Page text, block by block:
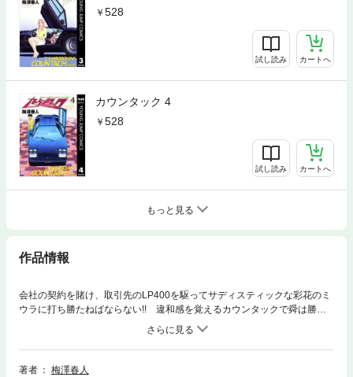
528
試し読み カートへ
カウンタック 4
528
試し読み カートへ
もっと見る
作品情報
会社の契約を賭け、取引先のLP400を駆ってサディスティックな彩花のミ
ウラに打ち勝たねばならない!! 違和感を覚えるカウンタックで舜は勝て
るのか？ BMWから落下したケータイから思いがけず、美女との運が…!?
著者
梅澤春人